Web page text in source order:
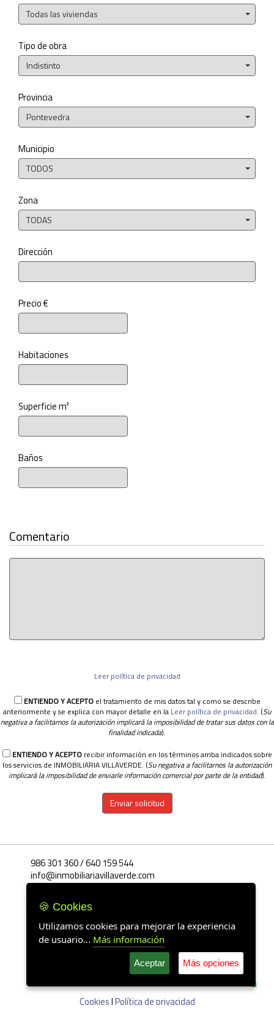
Todas las viviendas
Tipo de obra
Indistinto
Provincia
Pontevedra
Municipio
TODOS
Zona
TODAS
Dirección
Precio €
Habitaciones
Superficie m²
Baños
Comentario
Leer política de privacidad
ENTIENDO Y ACEPTOel tratamiento de mis datos tal y como se describe
anteriormente y se explica con mayor detalle en la Leer política de privacidad. (Su
negativa a facilitarnos la autorización implicará la imposibilidad de tratar sus datos con la
finalidad indicada).
ENTIENDO Y ACEPTOrecibir información en los términos arriba indicados sobre
los servicios de INMOBILIARIA VILLAVERDE. (Su negativa a facilitarnos la autorización
implicará la imposibilidad de enviarle información comercial por parte de la entidad).
Enviar solicitud
986 301 360 / 640 159 544
info@inmobiliariavillaverde.com
MONTERO RIOS, 23 BAJO
36940 - Cangas
Pontevedra
Horario
Mañanas:09.30 h. a 13.30 h.
16.30 h. a 20.30 h.SábadosCita previa
Cookies|Política de privacidad
🍪 Cookies
Utilizamos cookies para mejorar la experiencia
de usuario... Más información
Aceptar Más opciones